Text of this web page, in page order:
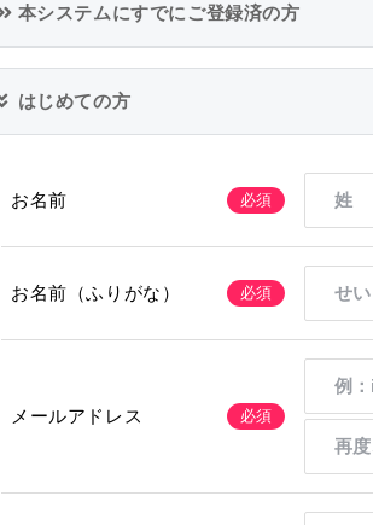
本システムにすでにご登録済の方
はじめての方
お名前 必須
お名前（ふりがな） 必須
メールアドレス 必須